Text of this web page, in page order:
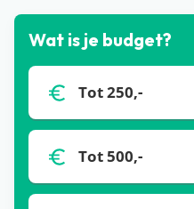
Wat is je budget?
Tot 250,-
Tot 500,-